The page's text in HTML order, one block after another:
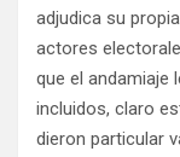
adjudica su
actores
que el andamiaje
incluidos, claro
dieron particular